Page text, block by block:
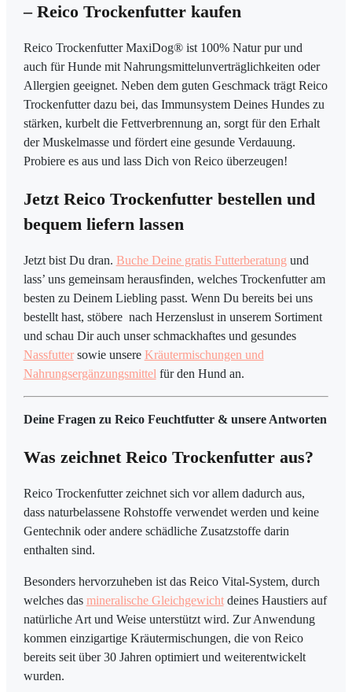
– Reico Trockenfutter kaufen
Reico Trockenfutter MaxiDog® ist 100% Natur pur und
auch für Hunde mit Nahrungsmittelunverträglichkeiten oder
Allergien geeignet. Neben dem guten Geschmack trägt Reico
Trockenfutter dazu bei, das Immunsystem Deines Hundes zu
stärken, kurbelt die Fettverbrennung an, sorgt für den Erhalt
der Muskelmasse und fördert eine gesunde Verdauung.
Probiere es aus und lass Dich von Reico überzeugen!
Jetzt Reico Trockenfutter bestellen und
bequem liefern lassen
Jetzt bist Du dran. Buche Deine gratis Futterberatung und
lass’ uns gemeinsam herausfinden, welches Trockenfutter am
besten zu Deinem Liebling passt. Wenn Du bereits bei uns
bestellt hast, stöbere nach Herzenslust in unserem Sortiment
und schau Dir auch unser schmackhaftes und gesundes
Nassfuttersowie unsere Kräutermischungen und
Nahrungsergänzungsmittel für den Hund an.
Deine Fragen zu Reico Feuchtfutter & unsere Antworten
Was zeichnet Reico Trockenfutter aus?
Reico Trockenfutter zeichnet sich vor allem dadurch aus,
dass naturbelassene Rohstoffe verwendet werden und keine
Gentechnik oder andere schädliche Zusatzstoffe darin
enthalten sind.
Besonders hervorzuheben ist das Reico Vital-System, durch
welches das mineralische Gleichgewichtdeines Haustiers auf
natürliche Art und Weise unterstützt wird. Zur Anwendung
kommen einzigartige Kräutermischungen, die von Reico
bereits seit über 30 Jahren optimiert und weiterentwickelt
wurden.